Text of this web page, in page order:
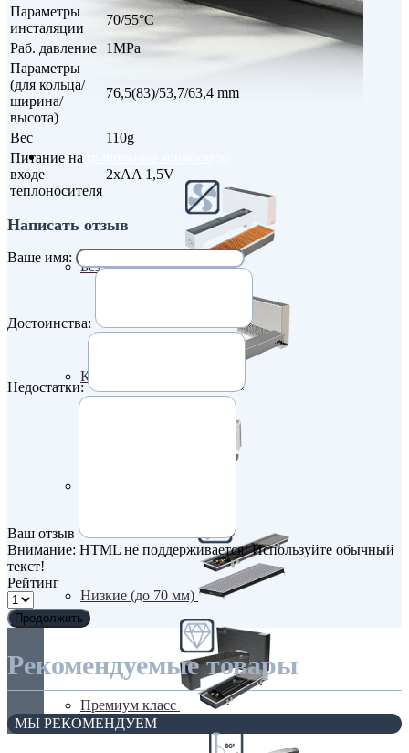
Внутрипольные конвекторы
Без вентилятора
Климаконвекторы
Низкие (до 70 мм)
Премиум класс
Параметры
инсталяции
70/55°C
Раб. давление
1MPa
Параметры
(для кольца/
ширина/
высота)
76,5(83)/53,7/63,4 mm
Вес
110g
Питание на
входе
теплоносителя
2xAA 1,5V
Написать отзыв
Ваше имя:
Достоинства:
Недостатки:
Ваш отзыв
Внимание: HTML не поддерживается! Используйте обычный
текст!
Рейтинг
Продолжить
Рекомендуемые товары
МЫ РЕКОМЕНДУЕМ